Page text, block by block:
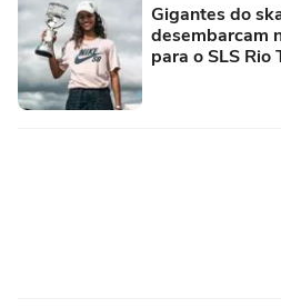
Gigantes do
desembarcam
para o SLS Rio